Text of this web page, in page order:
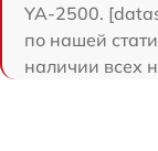
YA-2500.
по нашей
наличии всех